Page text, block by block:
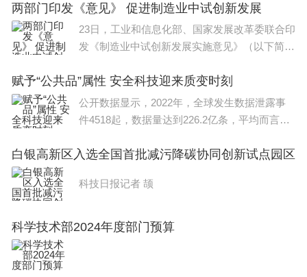
贯彻落实国务院联防联控机制《关于对新型冠状
病毒
两部门印发《意见》 促进制造业中试创新发展
23日，工业和信息化部、国家发展改革委联合印
发《制造业中试创新发展实施意见》（以下简称
化到生产过程的过渡性试验。制造业中试是推动
科技成果产业化的关键环节，是促进技术迭代
赋予“公共品”属性 安全科技迎来质变时刻
公开数据显示，2022年，全球发生数据泄露事
件4518起，数据量达到226.2亿条，平均而言，
0%的人口目前处于离线状态，一旦联网，他们
加强网络安全，尤其
白银高新区入选全国首批减污降碳协同创新试点园区
科技日报记者 颉
科学技术部2024年度部门预算